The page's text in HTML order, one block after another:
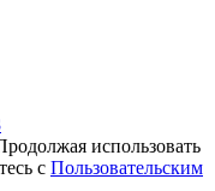
использовать
с Пользовательским